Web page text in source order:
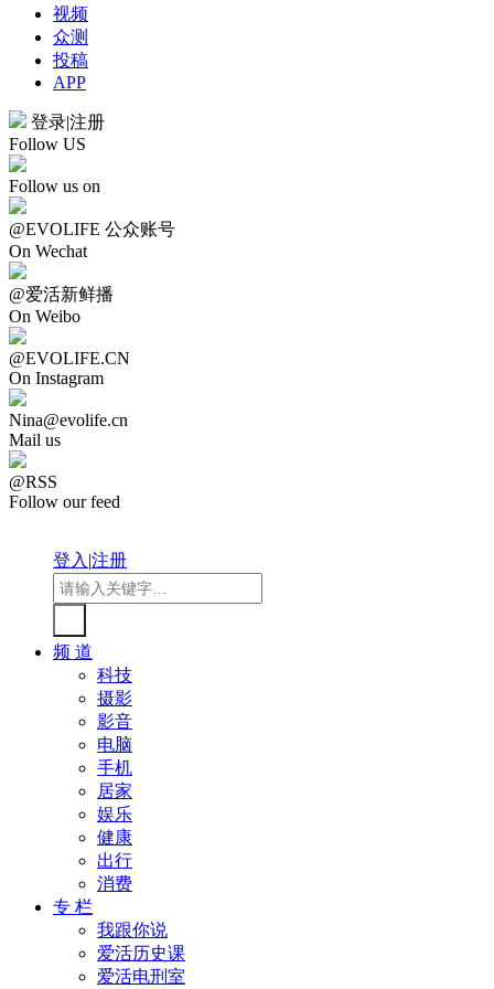
视频
众测
投稿
APP
登录|注册
Follow US
Follow us on
@EVOLIFE 公众账号
On Wechat
@爱活新鲜播
On Weibo
@EVOLIFE.CN
On Instagram
Nina@evolife.cn
Mail us
@RSS
Follow our feed
登入|注册
频 道
科技
摄影
影音
电脑
手机
居家
娱乐
健康
出行
消费
专 栏
我跟你说
爱活历史课
爱活电刑室